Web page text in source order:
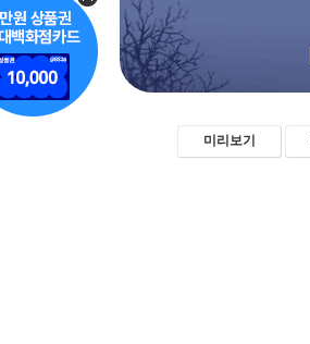
미리보기